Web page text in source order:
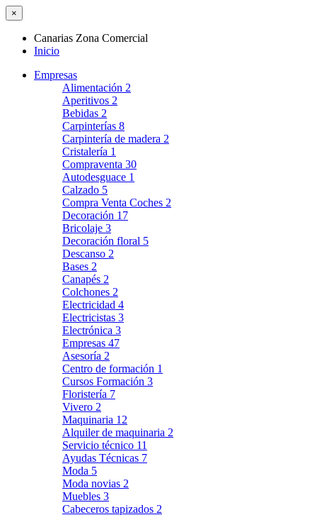
×
Canarias Zona Comercial
Inicio
Empresas
Alimentación 2
Aperitivos 2
Bebidas 2
Carpinterías 8
Carpintería de madera 2
Cristalería 1
Compraventa 30
Autodesguace 1
Calzado 5
Compra Venta Coches 2
Decoración 17
Bricolaje 3
Decoración floral 5
Descanso 2
Bases 2
Canapés 2
Colchones 2
Electricidad 4
Electricistas 3
Electrónica 3
Empresas 47
Asesoría 2
Centro de formación 1
Cursos Formación 3
Floristería 7
Vivero 2
Maquinaria 12
Alquiler de maquinaria 2
Servicio técnico 11
Ayudas Técnicas 7
Moda 5
Moda novias 2
Muebles 3
Cabeceros tapizados 2